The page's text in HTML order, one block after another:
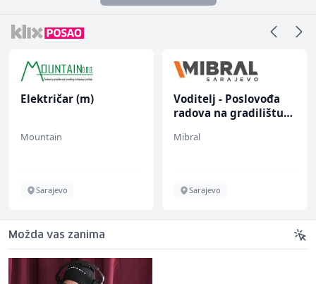
Električar (m)
Mountain
Sarajevo
Voditelj - Poslovođa
radova na gradilištu
Mibral
Sarajevo
Možda vas zanima